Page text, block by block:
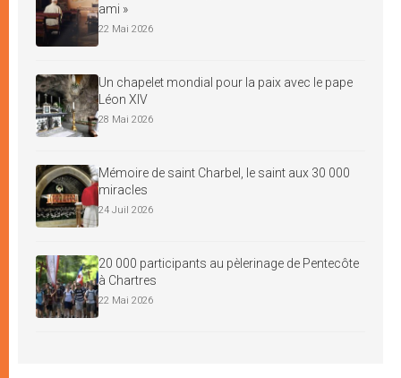
ami »
22 Mai 2026
Un chapelet mondial pour la paix avec le pape
Léon XIV
28 Mai 2026
Mémoire de saint Charbel, le saint aux 30 000
miracles
24 Juil 2026
20 000 participants au pèlerinage de Pentecôte
à Chartres
22 Mai 2026